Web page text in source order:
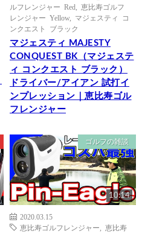
ルフレンジャー Red
恵比寿ゴルフ
レンジャー Yellow, マジェスティ コ
ンクエスト ブラック
マジェスティ MAJESTY
CONQUEST BK（マジェステ
ィ コンクエスト ブラック）
ドライバー/アイアン 試打イ
ンプレッション｜恵比寿ゴル
フレンジャー
ゴルフの雑談
10:14
2020.03.15
恵比寿ゴルフレンジャー
恵比寿